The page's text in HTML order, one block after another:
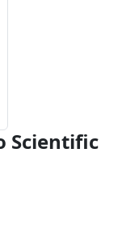
Scientific